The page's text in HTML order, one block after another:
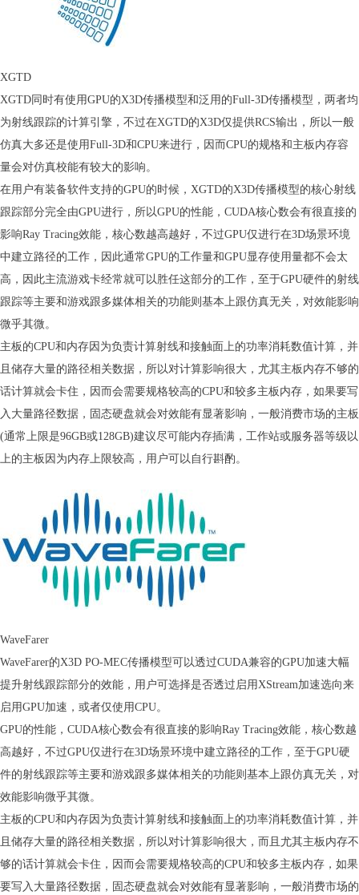
XGTD
XGTD同时有使用GPU的X3D传播模型和泛用的Full-3D传播模型，两者均
为射线跟踪的计算引擎，不过在XGTD的X3D仅提供RCS输出，所以一般
仿真大多还是使用Full-3D和CPU来进行，因而CPU的规格和主板内存容
量会对仿真校能有较大的影响。
在用户有装备软件支持的GPU的时候，XGTD的X3D传播模型的核心射线
跟踪部分完全由GPU进行，所以GPU的性能，CUDA核心数会有很直接的
影响Ray Tracing效能，核心数越高越好，不过GPU仅进行在3D场景环境
中建立路径的工作，因此通常GPU的工作量和GPU显存使用量都不会太
高，因此主流游戏卡经常就可以胜任这部分的工作，至于GPU硬件的射线
跟踪等主要和游戏跟多媒体相关的功能则基本上跟仿真无关，对效能影响
微乎其微。
主板的CPU和内存因为负责计算射线和接触面上的功率消耗数值计算，并
且储存大量的路径相关数据，所以对计算影响很大，尤其主板内存不够的
话计算就会卡住，因而会需要规格较高的CPU和较多主板内存，如果要写
入大量路径数据，固态硬盘就会对效能有显著影响，一般消费市场的主板
(通常上限是96GB或128GB)建议尽可能内存插满，工作站或服务器等级以
上的主板因为内存上限较高，用户可以自行斟酌。
WaveFarer
WaveFarer的X3D PO-MEC传播模型可以透过CUDA兼容的GPU加速大幅
提升射线跟踪部分的效能，用户可选择是否透过启用XStream加速选向来
启用GPU加速，或者仅使用CPU。
GPU的性能，CUDA核心数会有很直接的影响Ray Tracing效能，核心数越
高越好，不过GPU仅进行在3D场景环境中建立路径的工作，至于GPU硬
件的射线跟踪等主要和游戏跟多媒体相关的功能则基本上跟仿真无关，对
效能影响微乎其微。
主板的CPU和内存因为负责计算射线和接触面上的功率消耗数值计算，并
且储存大量的路径相关数据，所以对计算影响很大，而且尤其主板内存不
够的话计算就会卡住，因而会需要规格较高的CPU和较多主板内存，如果
要写入大量路径数据，固态硬盘就会对效能有显著影响，一般消费市场的